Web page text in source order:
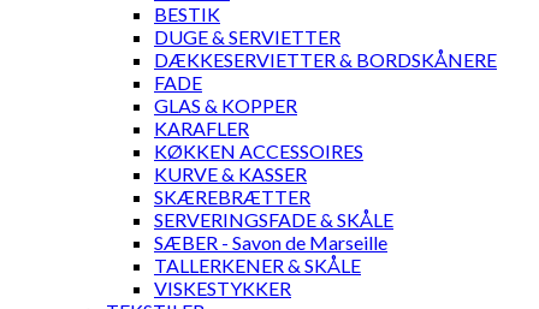
BESTIK
DUGE & SERVIETTER
DÆKKESERVIETTER & BORDSKÅNERE
FADE
GLAS & KOPPER
KARAFLER
KØKKEN ACCESSOIRES
KURVE & KASSER
SKÆREBRÆTTER
SERVERINGSFADE & SKÅLE
SÆBER - Savon de Marseille
TALLERKENER & SKÅLE
VISKESTYKKER